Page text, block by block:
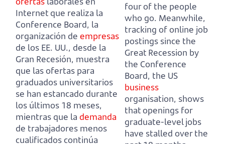
Internet que realiza la
Conference Board, la
organización de empresas
de los EE. UU., desde la
Gran Recesión, muestra
que las ofertas para
graduados universitarios
se han estancado durante
los últimos 18 meses,
mientras que la demanda
de trabajadores menos
cualificados continúa
four of the people
who go. Meanwhile,
tracking of online job
postings since the
Great Recession by
the Conference
Board, the US
business
organisation, shows
that openings for
graduate-level jobs
have stalled over the